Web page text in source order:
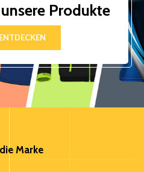
Produkte
Marke